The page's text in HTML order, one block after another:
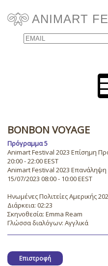
ANIMART
Email
BONBON VOYAGE
Πρόγραμμα 5
Animart Festival 2023 Επίσημη
20:00 - 22:00 EEST
Animart Festival 2023
15/07/2023 08:00 - 10:00 EEST
Ηνωμένες Πολιτείες Αμερικής
Διάρκεια: 02:23
Σκηνοθεσία: Emma Ream
Γλώσσα διαλόγων: Αγγλικά
Επιστροφή